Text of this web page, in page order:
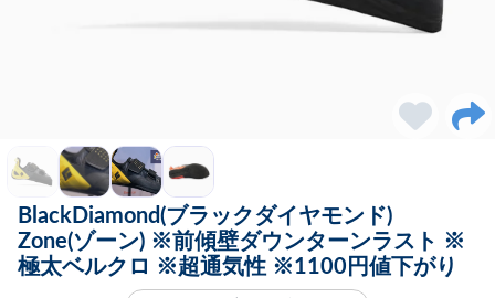
BlackDiamond(ブラックダイヤモンド)
Zone(ゾーン) ※前傾壁ダウンターンラスト ※
極太ベルクロ ※超通気性 ※1100円値下がり